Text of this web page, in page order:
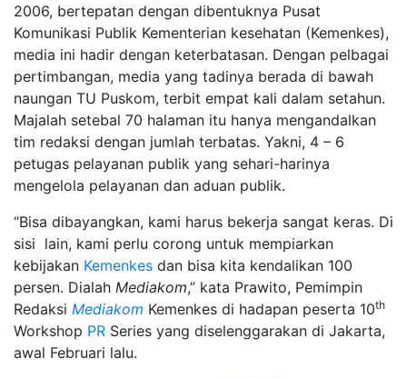
2006, bertepatan dengan dibentuknya Pusat
Komunikasi Publik Kementerian kesehatan (Kemenkes),
media ini hadir dengan keterbatasan. Dengan pelbagai
pertimbangan, media yang tadinya berada di bawah
naungan TU Puskom, terbit empat kali dalam setahun.
Majalah setebal 70 halaman itu hanya mengandalkan
tim redaksi dengan jumlah terbatas. Yakni, 4 – 6
petugas pelayanan publik yang sehari-harinya
mengelola pelayanan dan aduan publik.
“Bisa dibayangkan, kami harus bekerja sangat keras. Di
sisi lain, kami perlu corong untuk mempiarkan
kebijakan Kemenkes dan bisa kita kendalikan 100
persen. Dialah Mediakom,” kata Prawito, Pemimpin
Redaksi Mediakom Kemenkes di hadapan peserta 10th
Workshop PR Series yang diselenggarakan di Jakarta,
awal Februari lalu.